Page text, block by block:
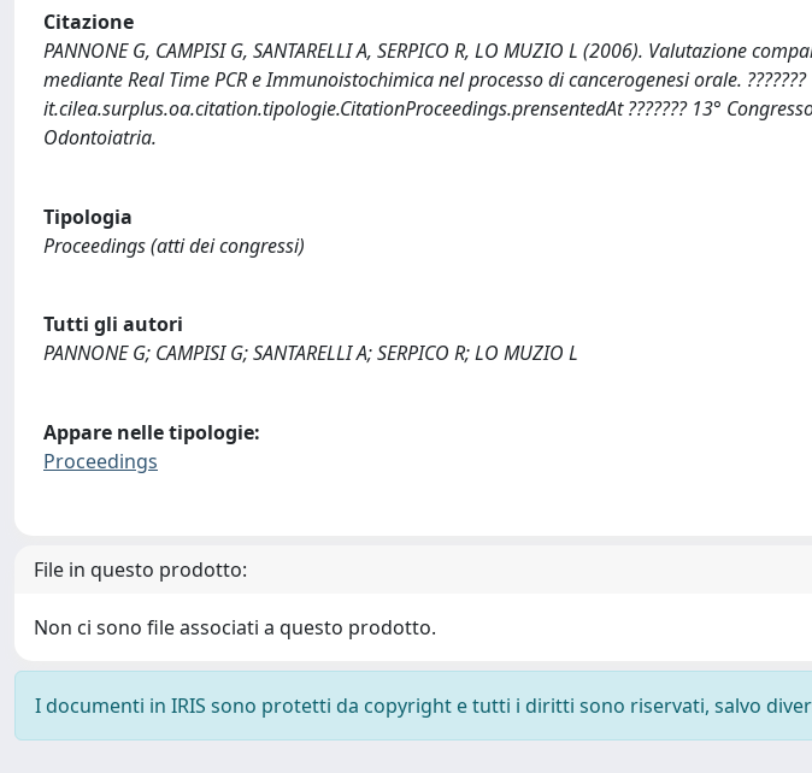
Citazione
PANNONE G, CAMPISI G, SANTARELLI A, SERPICO R, LO MUZIO L (2006). Valutazione
mediante Real Time PCR e Immunoistochimica nel processo di cancerogenesi orale. ???????
it.cilea.surplus.oa.citation.tipologie.CitationProceedings.prensentedAt ??????? 13°
Odontoiatria.
Tipologia
Proceedings (atti dei congressi)
Tutti gli autori
PANNONE G; CAMPISI G; SANTARELLI A; SERPICO R; LO MUZIO L
Appare nelle tipologie:
Proceedings
File in questo prodotto:
Non ci sono file associati a questo prodotto.
I documenti in IRIS sono protetti da copyright e tutti i diritti sono riservati, salvo